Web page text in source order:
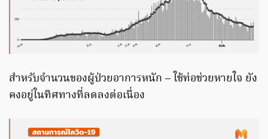
สำหรับจำนวนของผู้ป่วยอาการหนัก – ใช้ท่อช่วยหายใจ ยัง
คงอยู่ในทิศทางที่ลดลงต่อเนื่อง